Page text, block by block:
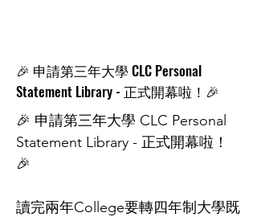
🎉 申請第三年大學 CLC Personal
Statement Library - 正式開幕啦！🎉
🎉 申請第三年大學 CLC Personal
Statement Library - 正式開幕啦！
🎉
讀完兩年College要轉四年制大學既